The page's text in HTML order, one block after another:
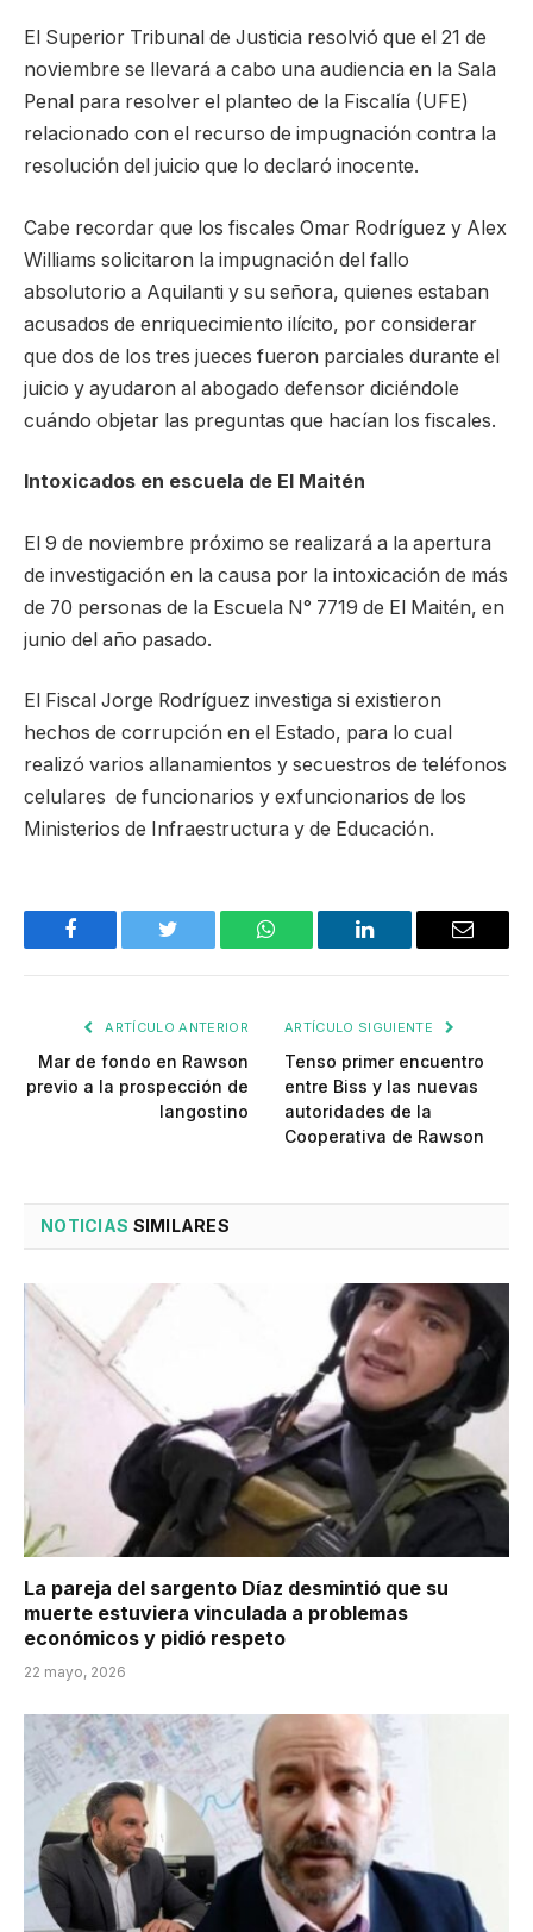
El Superior Tribunal de Justicia resolvió que el 21 de
noviembre se llevará a cabo una audiencia en la Sala
Penal para resolver el planteo de la Fiscalía (UFE)
relacionado con el recurso de impugnación contra la
resolución del juicio que lo declaró inocente.
Cabe recordar que los fiscales Omar Rodríguez y Alex
Williams solicitaron la impugnación del fallo
absolutorio a Aquilanti y su señora, quienes estaban
acusados de enriquecimiento ilícito, por considerar
que dos de los tres jueces fueron parciales durante el
juicio y ayudaron al abogado defensor diciéndole
cuándo objetar las preguntas que hacían los fiscales.
Intoxicados en escuela de El Maitén
El 9 de noviembre próximo se realizará a la apertura
de investigación en la causa por la intoxicación de más
de 70 personas de la Escuela N° 7719 de El Maitén, en
junio del año pasado.
El Fiscal Jorge Rodríguez investiga si existieron
hechos de corrupción en el Estado, para lo cual
realizó varios allanamientos y secuestros de teléfonos
celulares de funcionarios y exfuncionarios de los
Ministerios de Infraestructura y de Educación.
Facebook Twitter WhatsApp LinkedIn Email
ARTÍCULO ANTERIOR
Mar de fondo en Rawson
previo a la prospección de
langostino
ARTÍCULO SIGUIENTE
Tenso primer encuentro
entre Biss y las nuevas
autoridades de la
Cooperativa de Rawson
NOTICIAS SIMILARES
La pareja del sargento Díaz desmintió que su
muerte estuviera vinculada a problemas
económicos y pidió respeto
22 mayo, 2026